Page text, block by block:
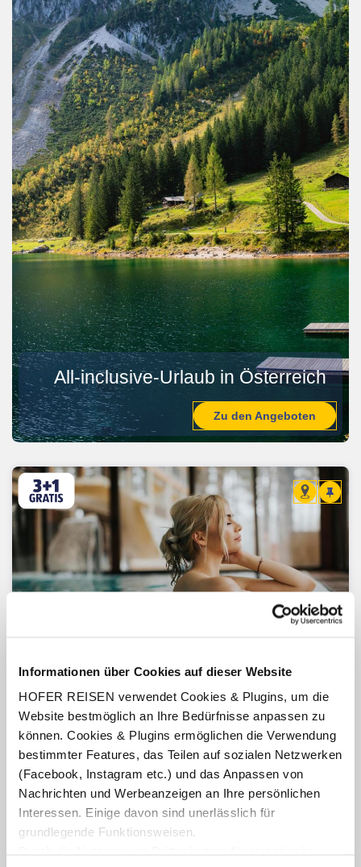
Informationen über Cookies auf dieser Website
HOFER REISEN verwendet Cookies & Plugins, um die
Website bestmöglich an Ihre Bedürfnisse anpassen zu
können. Cookies & Plugins ermöglichen die Verwendung
bestimmter Features, das Teilen auf sozialen Netzwerken
(Facebook, Instagram etc.) und das Anpassen von
Nachrichten und Werbeanzeigen an Ihre persönlichen
Interessen. Einige davon sind unerlässlich für
grundlegende Funktionsweisen.
All-inclusive-Urlaub in Österreich
Zu den Angeboten
Bad Hofgastein
Salzburg
Inkl. Alpentherme Gastein
GRETI Alpine Boutique Hotel
Frühstück
inkl. Guest Mobility Ticket